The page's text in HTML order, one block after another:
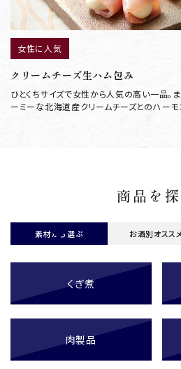
女性に人気
クリームチーズ生ハム包み
ひとくちサイズで女性から人気の高い一品。
ーミーな北海道産クリームチーズとのハーモ
商品を
素材から選ぶ お酒別オスス
くぎ煮
肉製品